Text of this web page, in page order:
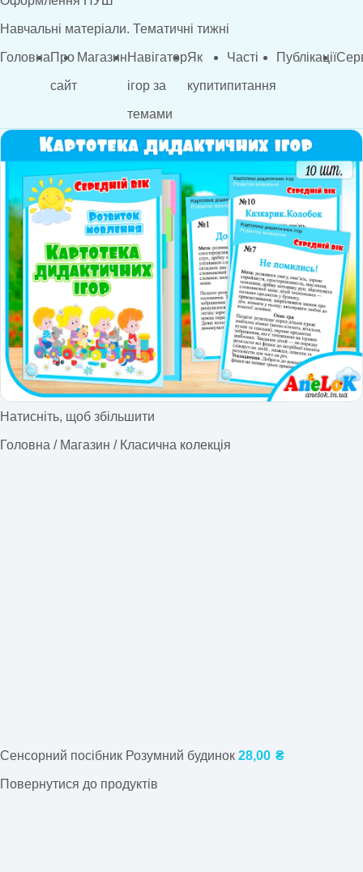
Навчальні матеріали. Тематичні тижні
ГоловнаПро
сайт
МагазинНавігатор
ігор за
темами
Як
купити
Часті
питання
Публікації
Натисніть, щоб збільшити
Головна / Магазин / Класична колекція
Сенсорний посібник Розумний будинок 28,00 ₴
Повернутися до продуктів